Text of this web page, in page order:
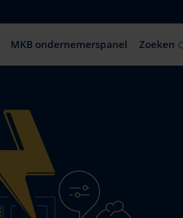
MKB ondernemerspanel Zoeken